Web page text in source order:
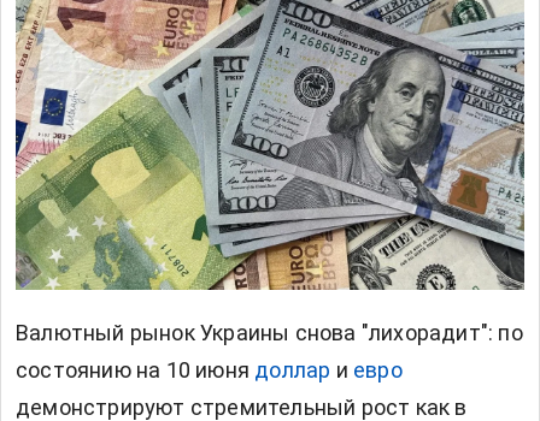
Валютный рынок Украины снова "лихорадит": по
состоянию на 10 июня доллар и евро
демонстрируют стремительный рост как в